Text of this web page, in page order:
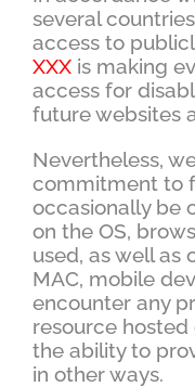
several
access to
XXXis making
access for
future websites
Nevertheless,
commitment to
occasionally be
on the OS,
used, as well as
MAC, mobile
encounter any
resource hosted
the ability to
in other ways.